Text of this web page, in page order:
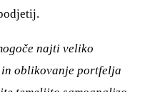
najti veliko
oblikovanje portfelja